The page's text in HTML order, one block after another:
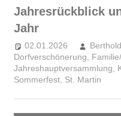
Jahresrückblick
Jahr
02.01.2026
Dorfverschönerung
Jahreshauptversammlung
Sommerfest, St. Martin